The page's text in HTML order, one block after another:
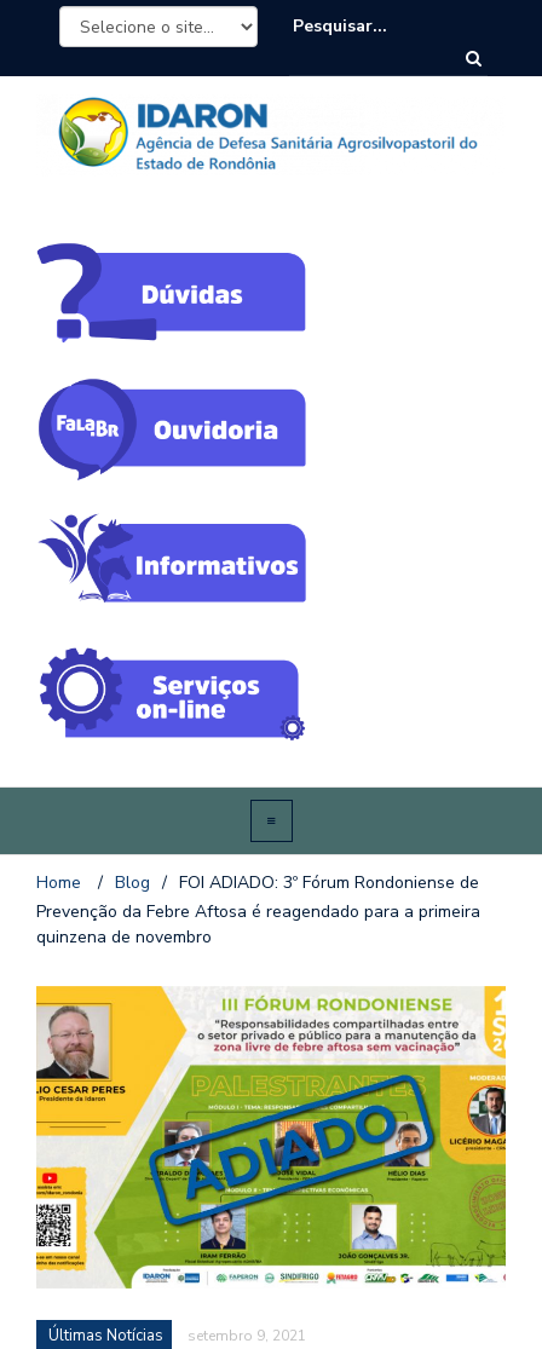
Home / Blog / FOI ADIADO: 3º Fórum Rondoniense de
Prevenção da Febre Aftosa é reagendado para a primeira
quinzena de novembro
Últimas Notícias setembro 9, 2021